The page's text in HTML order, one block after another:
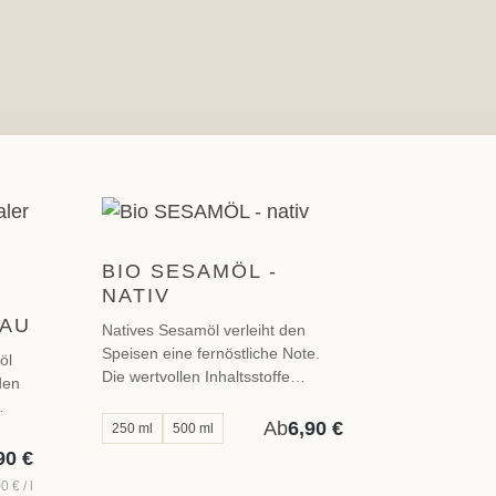
Regulärer Preis:
€
€ / l
BIO SESAMÖL -
NATIV
Natives Sesamöl verleiht den
Speisen eine fernöstliche Note.
Die wertvollen Inhaltsstoffe
Pressung der Sesamkörner
erhalten. Passt gut zu Reis- und
250 ml 500 ml Regulärer Preis:
Ab6,90 €